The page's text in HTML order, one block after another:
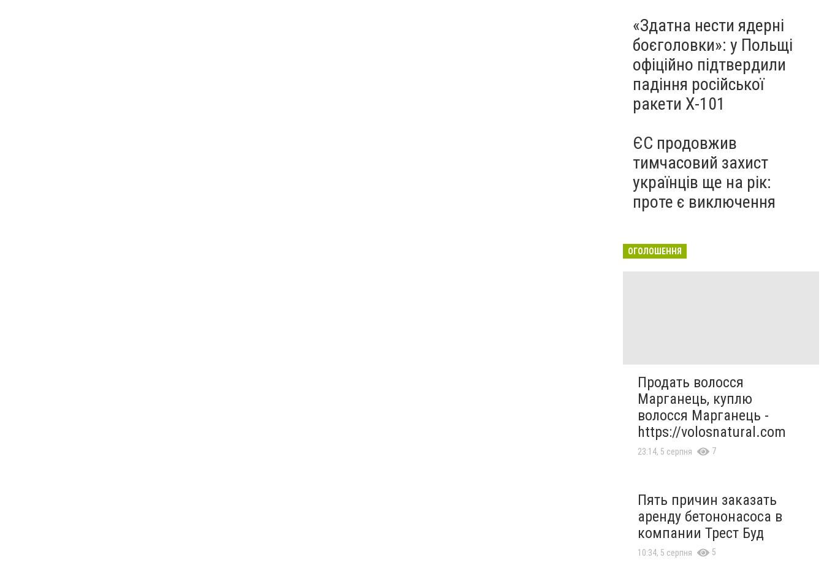
«Здатна нести ядерні
боєголовки»: у Польщі
офіційно підтвердили
падіння російської
ракети Х-101
ЄС продовжив
тимчасовий захист
українців ще на рік:
проте є виключення
ОГОЛОШЕННЯ
Продать волосся
Марганець, куплю
волосся Марганець -
https://volosnatural.com
23:14, 5 серпня 7
Пять причин заказать
аренду бетононасоса в
компании Трест Буд
10:34, 5 серпня 5